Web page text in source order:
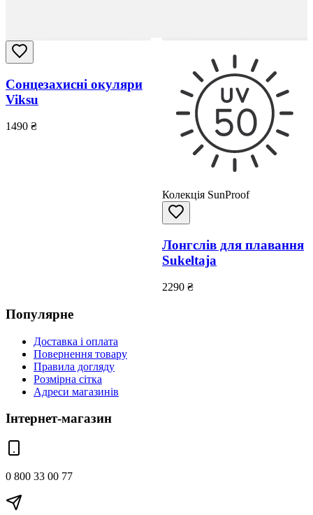
Сонцезахисні окуляри
Viksu
1490 ₴
Колекція SunProof
Лонгслів для плавання
Sukeltaja
2290 ₴
Популярне
Доставка і оплата
Повернення товару
Правила догляду
Розмірна сітка
Адреси магазинів
Інтернет-магазин
0 800 33 00 77